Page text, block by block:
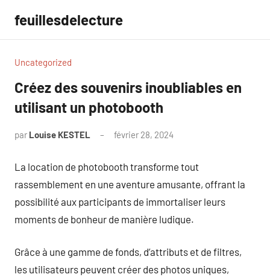
contenu
feuillesdelecture
Uncategorized
Créez des souvenirs inoubliables en
utilisant un photobooth
par Louise KESTEL février 28, 2024
La location de photobooth transforme tout
rassemblement en une aventure amusante, offrant la
possibilité aux participants de immortaliser leurs
moments de bonheur de manière ludique.
Grâce à une gamme de fonds, d’attributs et de filtres,
les utilisateurs peuvent créer des photos uniques,